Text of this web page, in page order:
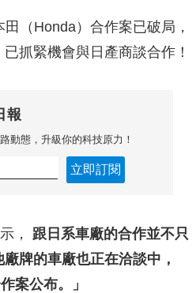
（Honda）合作案已破局，
抓緊機會與日產商談合作！
報
動態，升級你的科技原力！
立即訂閱
， 跟日系車廠的合作並不只
牌的車廠也正在洽談中，
案公布。」